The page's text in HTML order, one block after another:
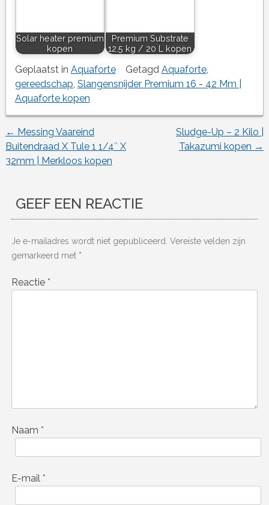
Solar heater premium
kopen
Premium Substrate
12.5 kg / 20 L kopen
Geplaatst in Aquaforte Getagd Aquaforte,
gereedschap Slangensnijder Premium 16 - 42 Mm |
Aquaforte kopen
Berichtnavigatie
← Messing Vaareind
Buitendraad X Tule 1 1/4″ X
32mm | Merkloos kopen
Sludge-Up – 2 Kilo |
Takazumi kopen →
GEEF EEN REACTIE
Je e-mailadres wordt niet gepubliceerd. Vereiste velden zijn
gemarkeerd met *
Reactie *
Naam *
E-mail *